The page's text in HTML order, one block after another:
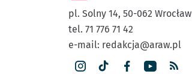
pl. Solny 14, 50-062 Wrocław
tel. 71 776 71 42
e-mail: redakcja@araw.pl